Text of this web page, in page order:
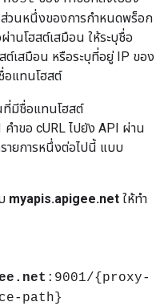
ส่วนหนึ่งของการกำหนดพร็อก
านโฮสต์เสมือน ให้ระบุชื่อ
ต์เสมือน หรือระบุที่อยู่ IP ของ
อแทนโฮสต์
ที่มีชื่อแทนโฮสต์
ำขอ cURL ไปยัง API ผ่าน
ายการหนึ่งต่อไปนี้ แบบ
myapis.apigee.net ให้ทำ
:9001/{proxy-
path}